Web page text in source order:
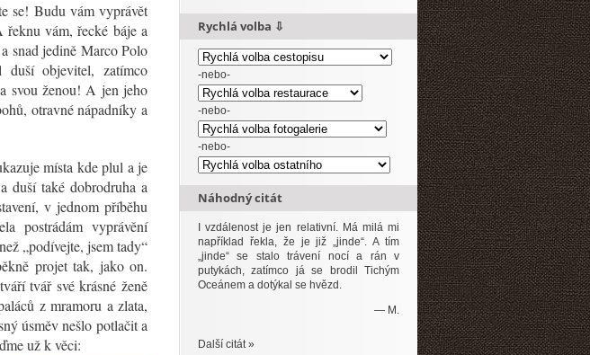
se! Budu vám vyprávět
řeknu vám, řecké báje a
snad jedině Marco Polo
objevitel, zatímco
svou ženou! A jen jeho
otravné nápadníky a
místa kde plul a je
duší také dobrodruha a
v jednom příběhu
postrádám vyprávění
„podívejte, jsem tady“
projet tak, jako on.
tvář své krásné ženě
z mramoru a zlata,
úsměv nešlo potlačit a
už k věci:
Rychlá volba ⇩
-nebo-
-nebo-
-nebo-
Náhodný citát
I vzdálenost je jen relativní. Má milá mi
například řekla, že je již „jinde“. A tím
„jinde“ se stalo trávení nocí a rán v
putykách, zatímco já se brodil Tichým
Oceánem a dotýkal se hvězd.
— M.
Další citát »